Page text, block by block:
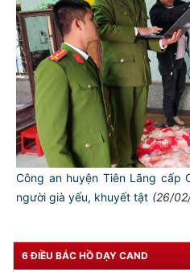
Công an huyện Tiên Lãng cấp
người già yếu, khuyết tật (26/
6 ĐIỀU BÁC HỒ DẠY CAND
TƯ
NGƯỜI CÔNG AN
Đối với tự mình, phải
CẦN, KIỆM,
Đối với đồng sự, phải
THÂN ÁI
Đối với chính phủ, phải
TUYỆT ĐỐI
KÍNH